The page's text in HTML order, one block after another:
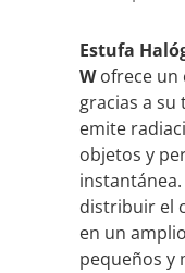
Estufa
Wofrece un
gracias a
emite
objetos y
instantánea.
distribuir el
en un
pequeños y